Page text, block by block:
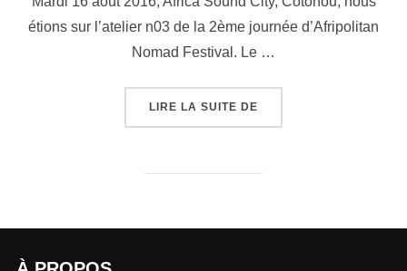
étions sur l’atelier n03 de la 2ème journée d’Afripolitan
Nomad Festival. Le …
LIRE LA SUITE DE